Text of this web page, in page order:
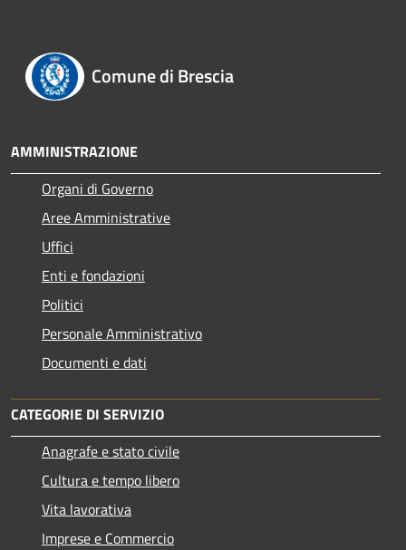
Comune di Brescia
AMMINISTRAZIONE
Organi di Governo
Aree Amministrative
Uffici
Enti e fondazioni
Politici
Personale Amministrativo
Documenti e dati
CATEGORIE DI SERVIZIO
Anagrafe e stato civile
Cultura e tempo libero
Vita lavorativa
Imprese e Commercio